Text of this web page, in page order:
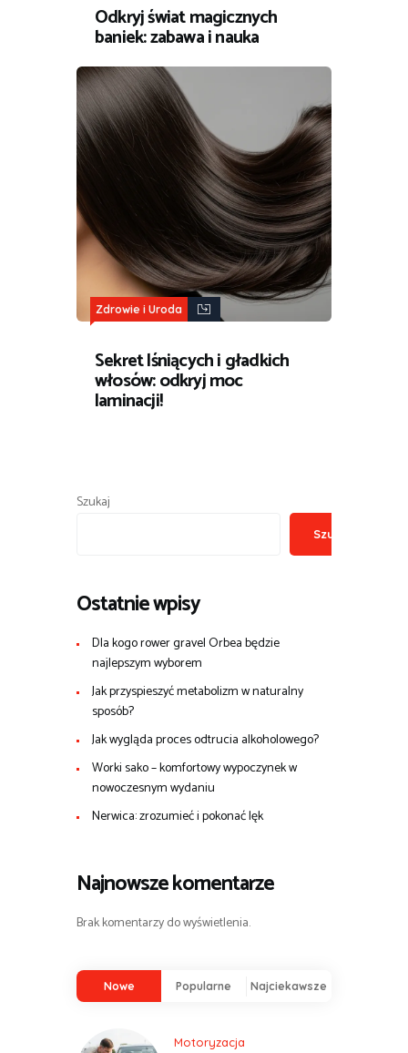
Odkryj świat magicznych
baniek: zabawa i nauka
Zdrowie i Uroda
Sekret lśniących i gładkich
włosów: odkryj moc
laminacji!
Szukaj
Szukaj
Ostatnie wpisy
Dla kogo rower gravel Orbea będzie
najlepszym wyborem
Jak przyspieszyć metabolizm w naturalny
sposób?
Jak wygląda proces odtrucia alkoholowego?
Worki sako – komfortowy wypoczynek w
nowoczesnym wydaniu
Nerwica: zrozumieć i pokonać lęk
Najnowsze komentarze
Brak komentarzy do wyświetlenia.
Nowe Popularne Najciekawsze
Motoryzacja